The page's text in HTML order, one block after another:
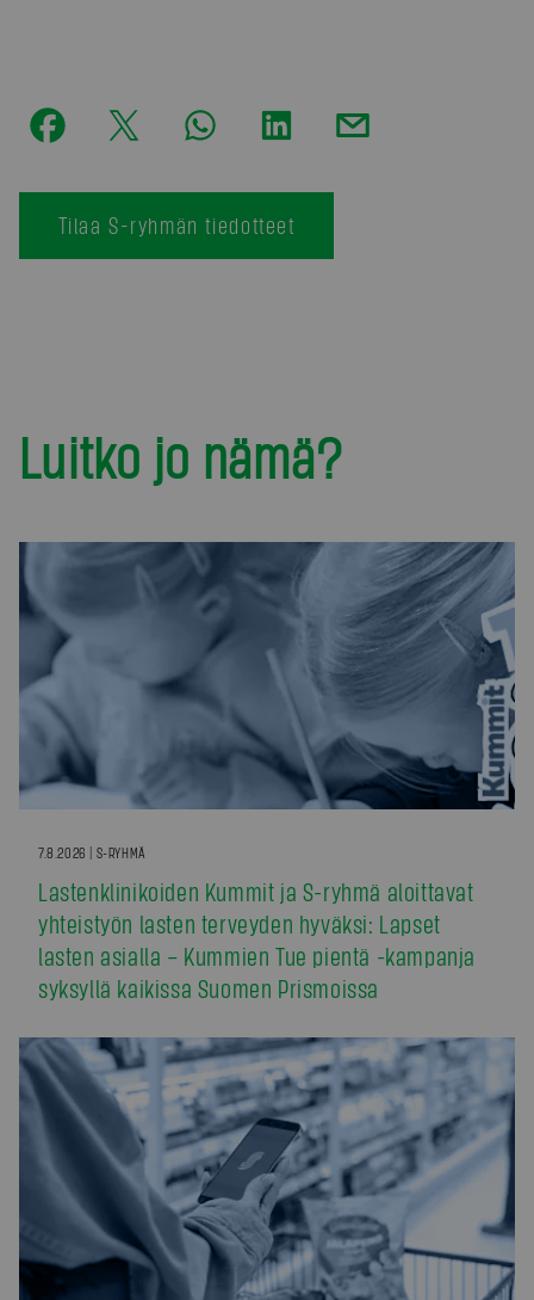
Tilaa S-ryhmän tiedotteet
Luitko jo nämä?
7.8.2026 | S-RYHMÄ
Lastenklinikoiden Kummit ja S-ryhmä aloittavat
yhteistyön lasten terveyden hyväksi: Lapset
lasten asialla – Kummien Tue pientä -kampanja
syksyllä kaikissa Suomen Prismoissa